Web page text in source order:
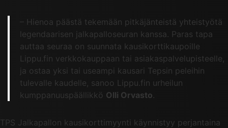
– Hienoa päästä tekemään pitkäjänteistä yhteistyötä
legendaarisen jalkapalloseuran kanssa. Paras tapa
auttaa seuraa on suunnata kausikorttikaupoille
Lippu.fin verkkokauppaan tai asiakaspalvelupisteelle,
ja ostaa yksi tai useampi kausari Tepsin peleihin
tulevalle kaudelle, sanoo Lippu.fin urheilun
kumppanuuspäällikkö Olli Orvasto.
TPS Jalkapallon kausikorttimyynti käynnistyy perjantaina